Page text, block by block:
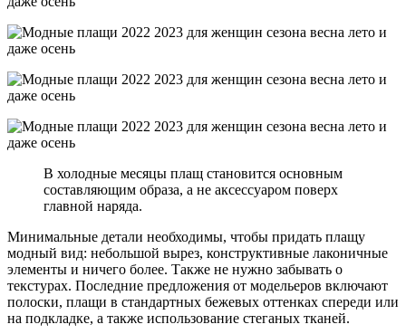
В холодные месяцы плащ становится основным
составляющим образа, а не аксессуаром поверх
главной наряда.
Минимальные детали необходимы, чтобы придать плащу
модный вид: небольшой вырез, конструктивные лаконичные
элементы и ничего более. Также не нужно забывать о
текстурах. Последние предложения от модельеров включают
полоски, плащи в стандартных бежевых оттенках спереди или
на подкладке, а также использование стеганых тканей.